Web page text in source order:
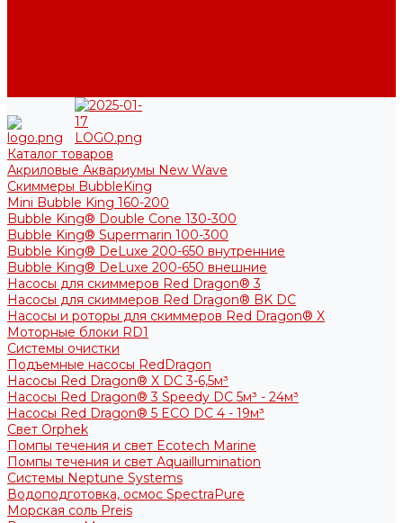
Каталог товаров
Акриловые Аквариумы New Wave
Скиммеры BubbleKing
Mini Bubble King 160-200
Bubble King® Double Cone 130-300
Bubble King® Supermarin 100-300
Bubble King® DeLuxe 200-650 внутренние
Bubble King® DeLuxe 200-650 внешние
Насосы для скиммеров Red Dragon® 3
Насосы для скиммеров Red Dragon® BK DC
Насосы и роторы для скиммеров Red Dragon® X
Моторные блоки RD1
Системы очистки
Подъемные насосы RedDragon
Насосы Red Dragon® X DC 3-6,5м³
Насосы Red Dragon® 3 Speedy DC 5м³ - 24м³
Насосы Red Dragon® 5 ECO DC 4 - 19м³
Свет Orphek
Помпы течения и свет Ecotech Marine
Помпы течения и свет Aquaillumination
Системы Neptune Systems
Водоподготовка, осмос SpectraPure
Морская соль Preis